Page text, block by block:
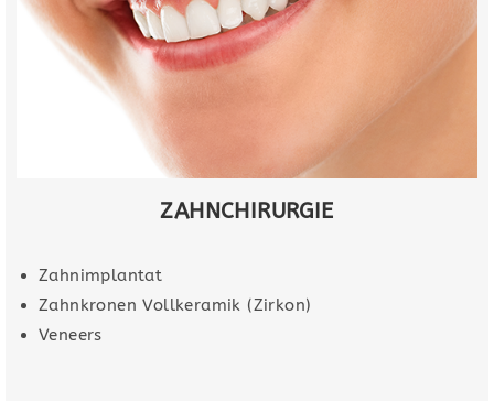
ZAHNCHIRURGIE
Zahnimplantat
Zahnkronen Vollkeramik (Zirkon)
Veneers